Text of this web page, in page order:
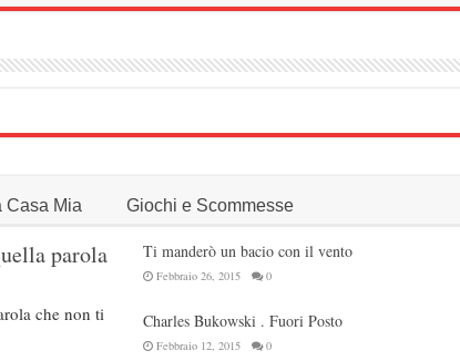
Casa Mia Giochi e Scommesse
parola
che non ti
Ti manderò un bacio con il vento
Febbraio 26, 2015 0
Charles Bukowski . Fuori Posto
Febbraio 12, 2015 0